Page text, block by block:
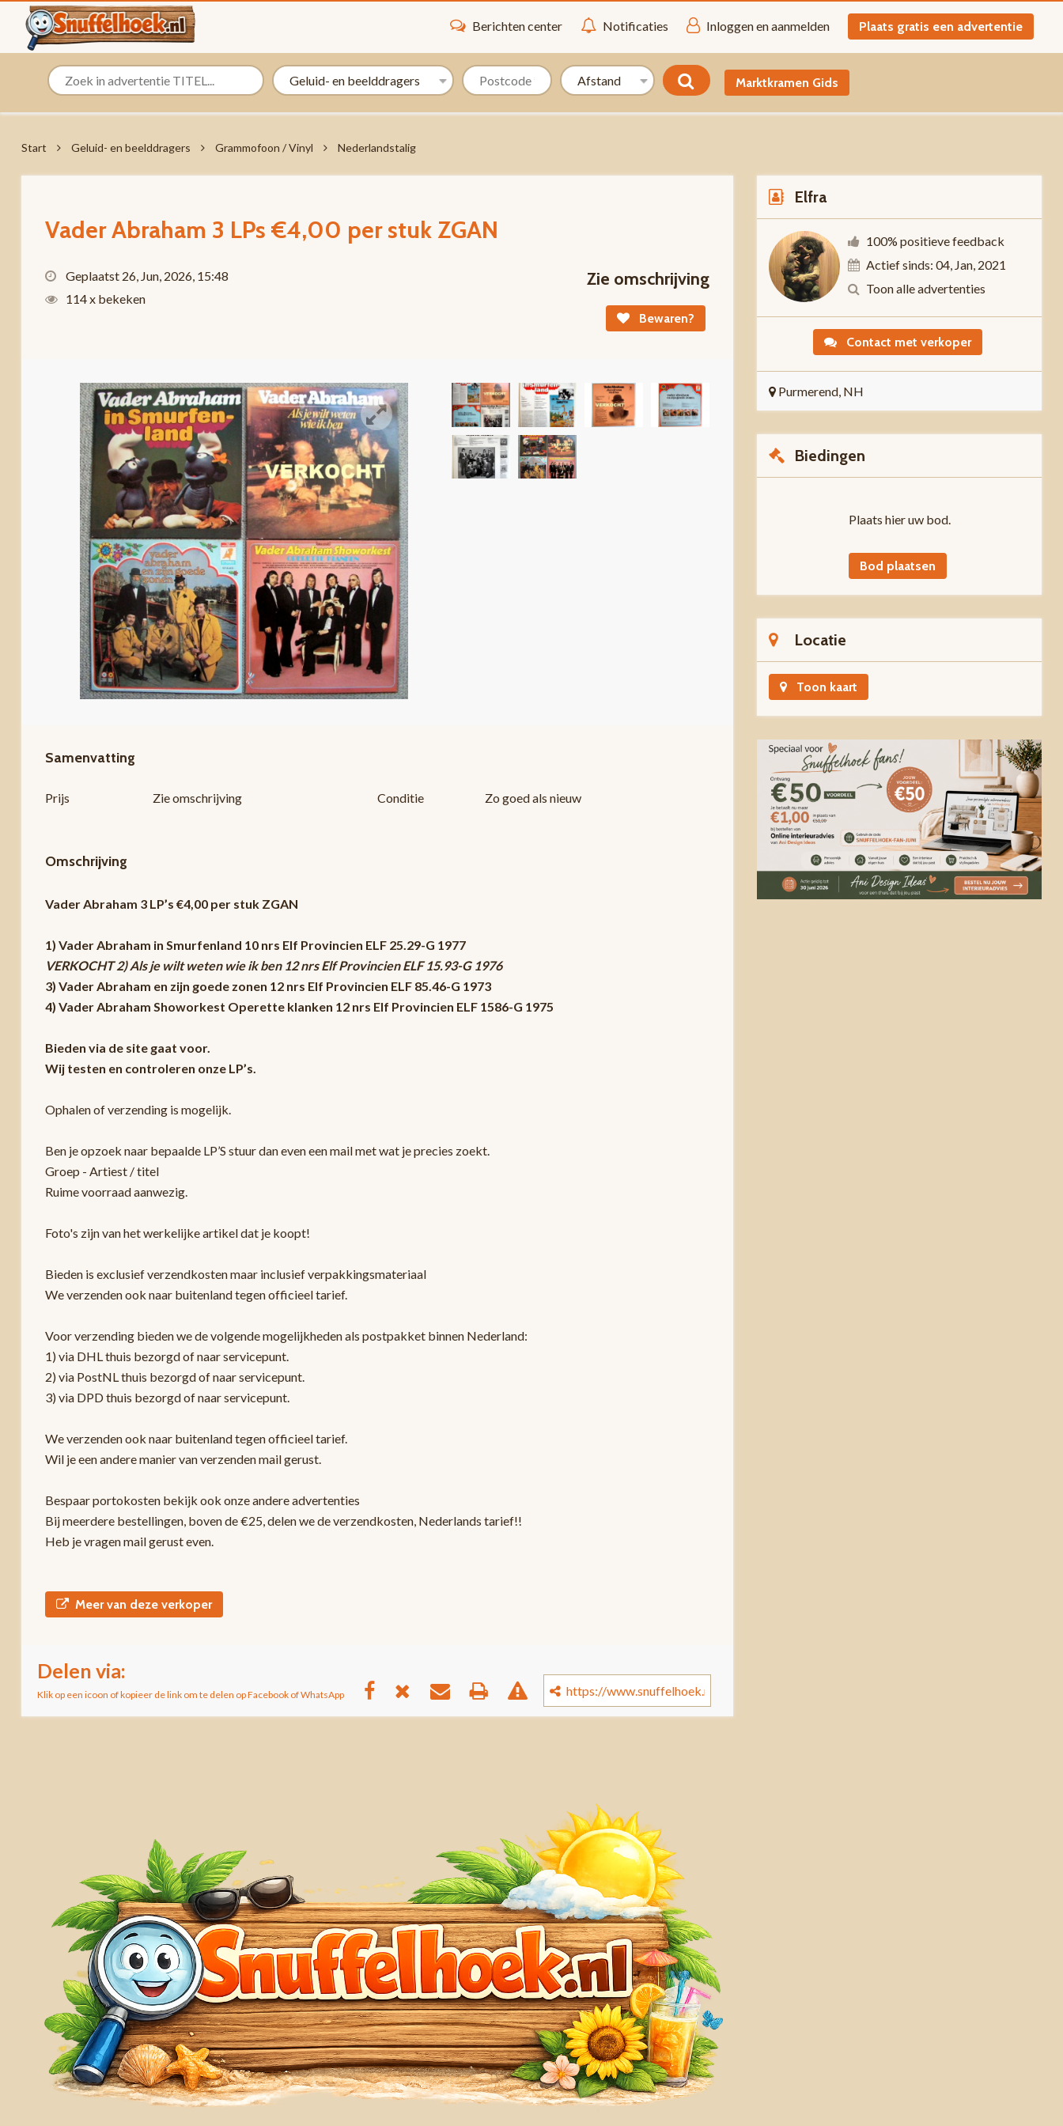
Berichten center Notificaties Inloggen en aanmelden Plaats gratis een advertentie
Marktkramen Gids
Start Geluid- en beelddragers Grammofoon / Vinyl Nederlandstalig
Vader Abraham 3 LPs €4,00 per stuk ZGAN
Geplaatst 26, Jun, 2026, 15:48
114 x bekeken
Zie omschrijving
Bewaren?
Samenvatting
Prijs Zie omschrijving Conditie Zo goed als nieuw
Omschrijving
Vader Abraham 3 LP’s €4,00 per stuk ZGAN
1) Vader Abraham in Smurfenland 10 nrs Elf Provincien ELF 25.29-G 1977
VERKOCHT 2) Als je wilt weten wie ik ben 12 nrs Elf Provincien ELF 15.93-G 1976
3) Vader Abraham en zijn goede zonen 12 nrs Elf Provincien ELF 85.46-G 1973
4) Vader Abraham Showorkest Operette klanken 12 nrs Elf Provincien ELF 1586-G 1975
Bieden via de site gaat voor.
Wij testen en controleren onze LP’s.
Ophalen of verzending is mogelijk.
Ben je opzoek naar bepaalde LP’S stuur dan even een mail met wat je precies zoekt.
Groep - Artiest / titel
Ruime voorraad aanwezig.
Foto's zijn van het werkelijke artikel dat je koopt!
Bieden is exclusief verzendkosten maar inclusief verpakkingsmateriaal
We verzenden ook naar buitenland tegen officieel tarief.
Voor verzending bieden we de volgende mogelijkheden als postpakket binnen Nederland:
1) via DHL thuis bezorgd of naar servicepunt.
2) via PostNL thuis bezorgd of naar servicepunt.
3) via DPD thuis bezorgd of naar servicepunt.
We verzenden ook naar buitenland tegen officieel tarief.
Wil je een andere manier van verzenden mail gerust.
Bespaar portokosten bekijk ook onze andere advertenties
Bij meerdere bestellingen, boven de €25, delen we de verzendkosten, Nederlands tarief!!
Heb je vragen mail gerust even.
Meer van deze verkoper
Delen via:
Klik op een icoon of kopieer de link om te delen op Facebook of WhatsApp
Elfra
100% positieve feedback
Actief sinds: 04, Jan, 2021
Toon alle advertenties
Contact met verkoper
Purmerend, NH
Biedingen
Plaats hier uw bod.
Bod plaatsen
Locatie
Toon kaart